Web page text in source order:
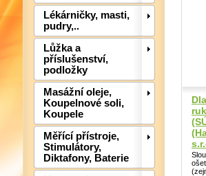
Lékárničky, masti,
pudry,..
Lůžka a
příslušenství,
podložky
Masážní oleje,
Koupelnové soli,
Koupele
Měřící přístroje,
Stimulátory,
Diktafony, Baterie